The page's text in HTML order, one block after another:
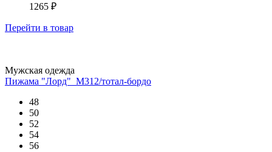
1265 ₽
Перейти в товар
Мужская одежда
Пижама "Лорд"_М312/тотал-бордо
48
50
52
54
56